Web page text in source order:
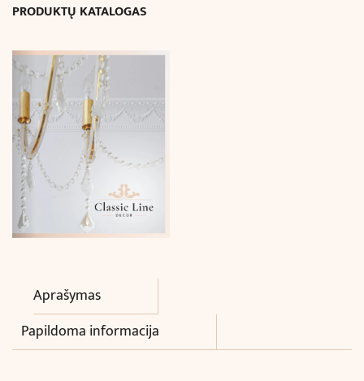
cm)
PRODUKTŲ KATALOGAS
Aprašymas
Papildoma informacija